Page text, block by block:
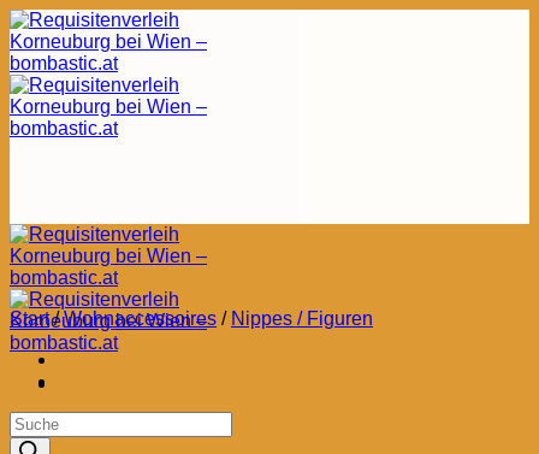
Zum
Inhalt
springen
Start / Wohnaccessoires / Nippes / Figuren
Products
search